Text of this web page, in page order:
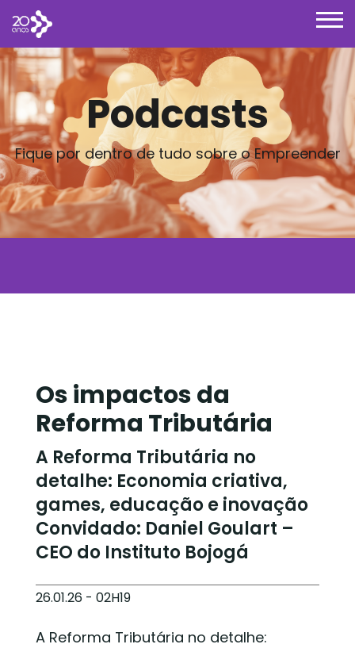
Podcasts
Fique por dentro de tudo sobre o Empreender
Os impactos da
Reforma Tributária
A Reforma Tributária no
detalhe: Economia criativa,
games, educação e inovação
Convidado: Daniel Goulart –
CEO do Instituto Bojogá
26.01.26 - 02H19
A Reforma Tributária no detalhe: